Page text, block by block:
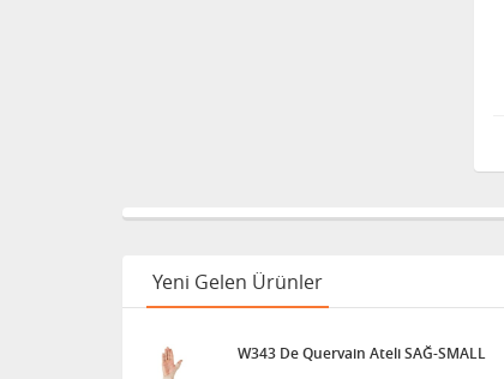
Yeni Gelen Ürünler
W343 De Quervain Ateli SAĞ-SMALL